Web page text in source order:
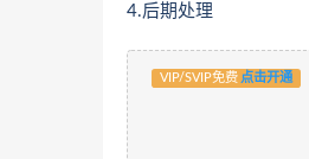
4.后期处理
VIP/SVIP免费 点击开通